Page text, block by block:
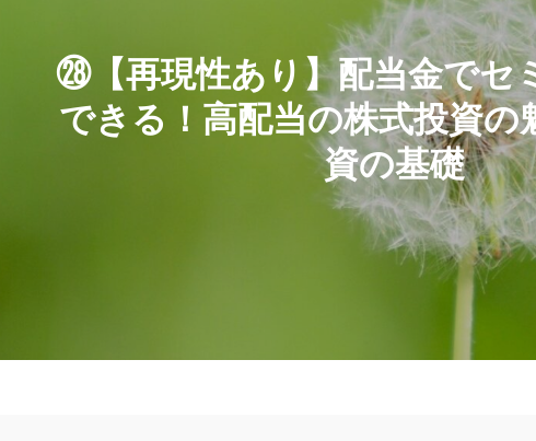
㉘【再現性あり】配当金でセ
できる！高配当の株式投資の
資の基礎